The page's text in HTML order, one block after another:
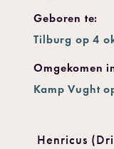
Geboren te:
Tilburg op 4
Omgekomen
Kamp Vught
Henricus